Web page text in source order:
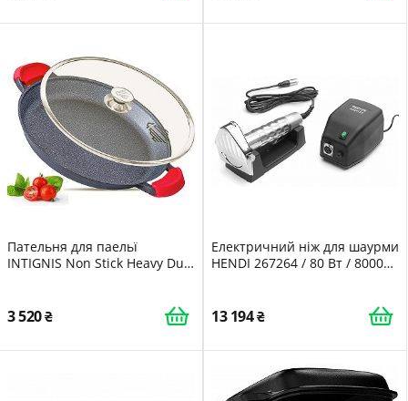
Пательня для паельї
INTIGNIS Non Stick Heavy Duty
3 520
Електричний ніж для шаурми
HENDI 267264 / 80 Вт / 8000
13 194